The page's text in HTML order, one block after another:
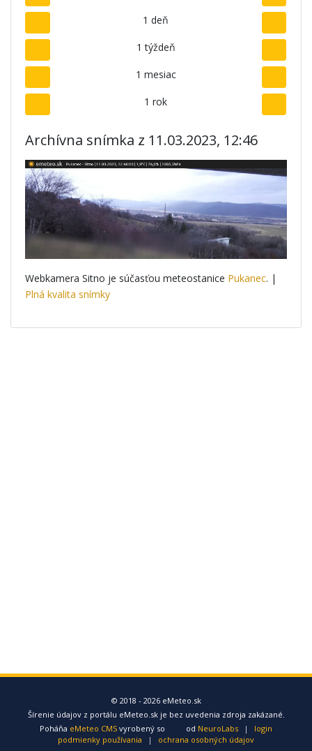
1 deň
1 týždeň
1 mesiac
1 rok
Archívna snímka z 11.03.2023, 12:46
Webkamera Sitno je súčasťou meteostanice Pukanec. |
Plná kvalita snímky
© 2018 - 2026 eMeteo.sk
Šírenie údajov z portálu eMeteo.sk je bez uvedenia zdroja zakázané.
Poháňa eMeteo CMS vyrobený so od NeuroLabs |
login
podmienky používania
| ochrana osobných údajov